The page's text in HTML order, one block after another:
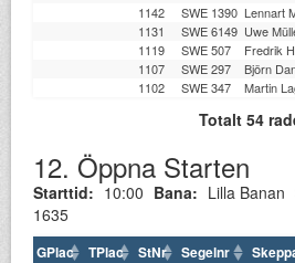
1142
SWE 1390 Lennart
1131
SWE 6149 Uwe
1119
SWE 507 Fredrik
1107
SWE 297 Björn
1102
SWE 347 Martin
Totalt 54
12. Öppna Starten
Starttid: 10:00 Bana: Lilla Banan
1635
GPlac TPlac StNr Segelnr